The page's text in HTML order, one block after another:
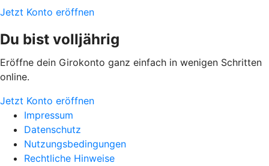
Jetzt Konto eröffnen
Du bist volljährig
Eröffne dein Girokonto ganz einfach in wenigen Schritten
online.
Jetzt Konto eröffnen
Impressum
Datenschutz
Nutzungsbedingungen
Rechtliche Hinweise